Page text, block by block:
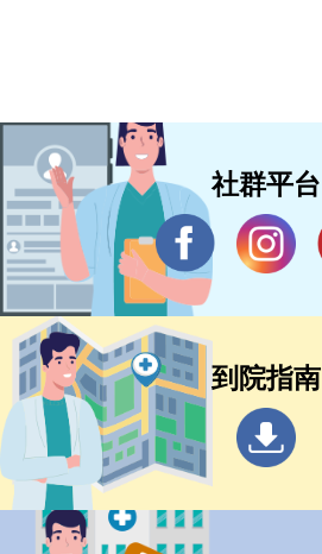
社群平台
到院指南